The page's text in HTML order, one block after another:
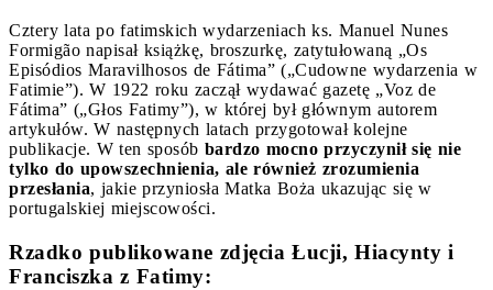
Cztery lata po fatimskich wydarzeniach ks. Manuel Nunes
Formigão napisał książkę, broszurkę, zatytułowaną „Os
Episódios Maravilhosos de Fátima” („Cudowne wydarzenia w
Fatimie”). W 1922 roku zaczął wydawać gazetę „Voz de
Fátima” („Głos Fatimy”), w której był głównym autorem
artykułów. W następnych latach przygotował kolejne
publikacje. W ten sposób bardzo mocno przyczynił się nie
tylko do upowszechnienia, ale również zrozumienia
przesłania, jakie przyniosła Matka Boża ukazując się w
portugalskiej miejscowości.
Rzadko publikowane zdjęcia Łucji, Hiacynty i
Franciszka z Fatimy: